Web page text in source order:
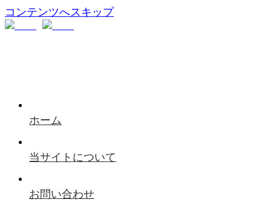
コンテンツへスキップ
ホーム
当サイトについて
お問い合わせ